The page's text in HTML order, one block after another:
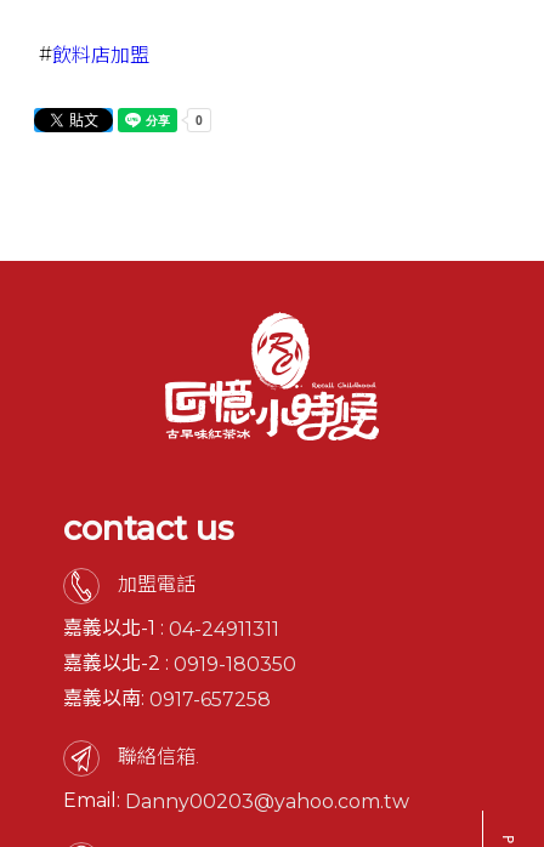
#飲料店加盟
contact us
加盟電話
嘉義以北-1 :04-24911311
嘉義以北-2 :0919-180350
嘉義以南:0917-657258
聯絡信箱.
Email: Danny00203@yahoo.com.tw